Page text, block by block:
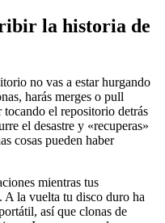
la historia de
no vas a estar hurgando
harás merges o pull
tocando el repositorio detrás
el desastre y «recuperas»
cosas pueden haber
mientras tus
A la vuelta tu disco duro ha
así que clonas de